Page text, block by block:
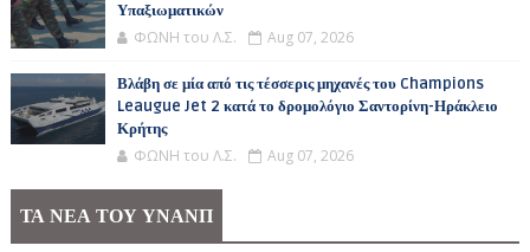
Υπαξιωματικών
ΦΩΝΗ του Λ.Σ. Aug 07, 2026
Βλάβη σε μία από τις τέσσερις μηχανές του Champions
Leaugue Jet 2 κατά το δρομολόγιο Σαντορίνη-Ηράκλειο
Κρήτης
ΦΩΝΗ του Λ.Σ. Aug 07, 2026
ΤΑ ΝΕΑ ΤΟΥ ΥΝΑΝΠ